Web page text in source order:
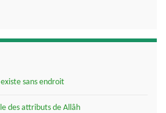
sans endroit
des attributs de Allâh